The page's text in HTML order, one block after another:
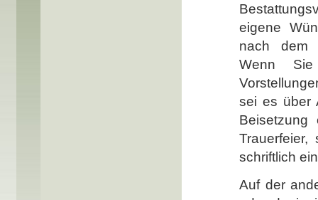
eigene
nach dem
Wenn
sei es über
Beisetzung
schriftlich
Auf der